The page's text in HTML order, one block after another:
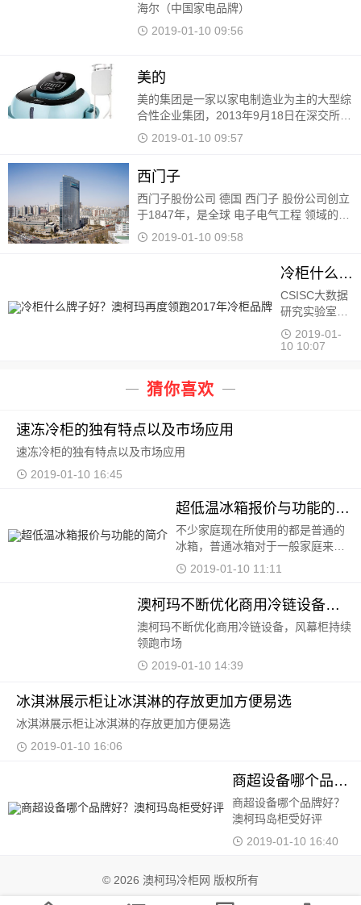
海尔（中国家电品牌）
2019-01-10 09:56
美的
美的集团是一家以家电制造业为主的大型综
合性企业集团，2013年9月18日在深交所上
市，旗下拥有小天鹅、威灵控股两家子上市
是一家以家电制造业
2019-01-10 09:57
西门子
西门子股份公司 德国 西门子 股份公司创立
于1847年，是全球 电子电气工程 领域的领
先企业。西门子自1872年进入中国，140余
2019-01-10 09:58
冷柜什么牌子好？澳柯玛再度领跑2017年冷柜品牌
CSISC大数据
研究实验室基
于国统首页
HOMEBA平台
马、澳柯玛、
白雪、
2019-01-
10 10:07
猜你喜欢
速冻冷柜的独有特点以及市场应用
速冻冷柜的独有特点以及市场应用
2019-01-10 16:45
超低温冰箱报价与功能的简介
不少家庭现在所使用的都是普通的
冰箱，普通冰箱对于一般家庭来
说，用来进行基本的存放制冷就可
少人询问关于超低温冰箱报价的问
题，而这种冰箱
2019-01-10 11:11
澳柯玛不断优化商用冷链设备，风幕柜持续领跑
澳柯玛不断优化商用冷链设备，风幕柜持续
领跑市场
2019-01-10 14:39
冰淇淋展示柜让冰淇淋的存放更加方便易选
冰淇淋展示柜让冰淇淋的存放更加方便易选
2019-01-10 16:06
商超设备哪个品牌好？澳柯玛岛柜受好评
商超设备哪个品牌好？
澳柯玛岛柜受好评
2019-01-10 16:40
© 2026 澳柯玛冷柜网 版权所有